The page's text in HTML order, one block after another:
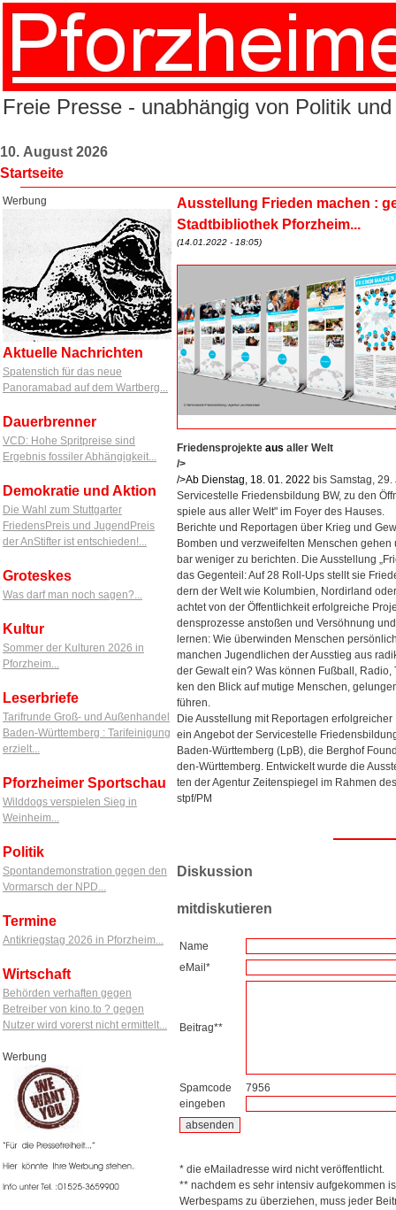
Freie Presse - unabhängig von Politik
10. August 2026
Startseite
Werbung
Aktuelle Nachrichten
Spatenstich für das neue
Panoramabad auf dem Wartberg...
Dauerbrenner
VCD: Hohe Spritpreise sind
Ergebnis fossiler Abhängigkeit...
Demokratie und Aktion
Die Wahl zum Stuttgarter
FriedensPreis und JugendPreis
der AnStifter ist entschieden!...
Groteskes
Was darf man noch sagen?...
Kultur
Sommer der Kulturen 2026 in
Pforzheim...
Leserbriefe
Tarifrunde Groß- und Außenhandel
Baden-Württemberg : Tarifeinigung
erzielt...
Pforzheimer Sportschau
Wilddogs verspielen Sieg in
Weinheim...
Politik
Spontandemonstration gegen den
Vormarsch der NPD...
Termine
Antikriegstag 2026 in Pforzheim...
Wirtschaft
Behörden verhaften gegen
Betreiber von kino.to ? gegen
Nutzer wird vorerst nicht ermittelt...
Werbung
Ausstellung Frieden machen :
Stadtbibliothek Pforzheim...
(14.01.2022 - 18:05)
Friedensprojekte aus aller Welt
/>
/>Ab Dienstag, 18. 01. 2022 bis Samstag,
Servicestelle Friedensbildung BW, zu den
spiele aus aller Welt" im Foyer des Hauses.
Berichte und Reportagen über Krieg und
Bomben und verzweifelten Menschen
bar weniger zu berichten. Die Ausstellung
das Gegenteil: Auf 28 Roll-Ups stellt sie
dern der Welt wie Kolumbien, Nordirland
achtet von der Öffentlichkeit erfolgreiche
densprozesse anstoßen und Versöhnung
lernen: Wie überwinden Menschen
manchen Jugendlichen der Ausstieg aus
der Gewalt ein? Was können Fußball,
ken den Blick auf mutige Menschen,
führen.
Die Ausstellung mit Reportagen
ein Angebot der Servicestelle
Baden-Württemberg (LpB), die Berghof
den-Württemberg. Entwickelt wurde die
ten der Agentur Zeitenspiegel im Rahmen
stpf/PM
Diskussion
mitdiskutieren
Name
eMail*
Beitrag**
Spamcode
eingeben
7956
* die eMailadresse wird nicht veröffentlicht.
** nachdem es sehr intensiv aufgekommen
Werbespams zu überziehen, muss jeder